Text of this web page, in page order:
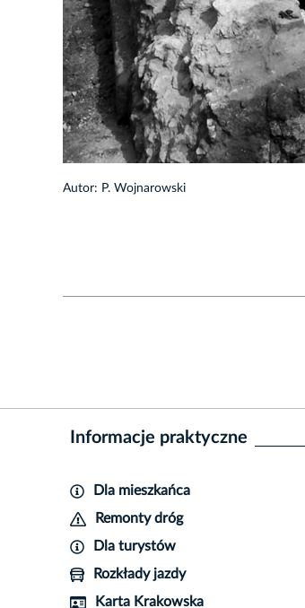
Autor: P. Wojnarowski
Informacje praktyczne
Dla mieszkańca
Remonty dróg
Dla turystów
Rozkłady jazdy
Karta Krakowska